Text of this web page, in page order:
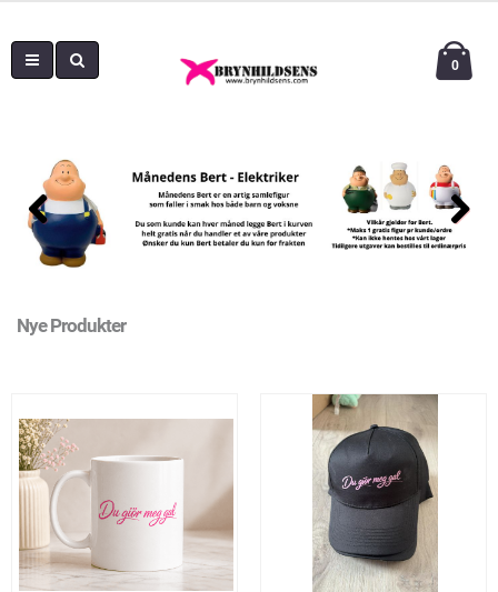
0
Nye Produkter